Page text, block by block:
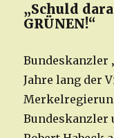
„Schuld
GRÜNEN!“
Bundeskanzler
Jahre lang der
Bundeskanzler